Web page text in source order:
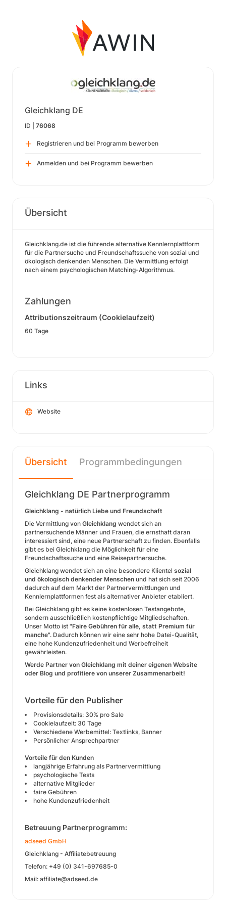
Gleichklang DE
ID | 76068
Registrieren und bei Programm bewerben
Anmelden und bei Programm bewerben
Übersicht
Gleichklang.de ist die führende alternative Kennlernplattform
für die Partnersuche und Freundschaftssuche von sozial und
ökologisch denkenden Menschen. Die Vermittlung erfolgt
nach einem psychologischen Matching-Algorithmus.
Zahlungen
Attributionszeitraum (Cookielaufzeit)
60 Tage
Links
Website
Übersicht Programmbedingungen
Gleichklang DE Partnerprogramm
Gleichklang - natürlich Liebe und Freundschaft
Die Vermittlung von Gleichklang wendet sich an
partnersuchende Männer und Frauen, die ernsthaft daran
interessiert sind, eine neue Partnerschaft zu finden. Ebenfalls
gibt es bei Gleichklang die Möglichkeit für eine
Freundschaftssuche und eine Reisepartnersuche.
Gleichklang wendet sich an eine besondere Klientel sozial
und ökologisch denkender Menschen und hat sich seit 2006
dadurch auf dem Markt der Partnervermittlungen und
Kennlernplattformen fest als alternativer Anbieter etabliert.
Bei Gleichklang gibt es keine kostenlosen Testangebote,
sondern ausschließlich kostenpflichtige Mitgliedschaften.
Unser Motto ist "Faire Gebühren für alle, statt Premium für
manche". Dadurch können wir eine sehr hohe Datei-Qualität,
eine hohe Kundenzufriedenheit und Werbefreiheit
gewährleisten.
Werde Partner von Gleichklang mit deiner eigenen Website
oder Blog und profitiere von unserer Zusammenarbeit!
Vorteile für den Publisher
Provisionsdetails: 30% pro Sale
Cookielaufzeit: 30 Tage
Verschiedene Werbemittel: Textlinks, Banner
Persönlicher Ansprechpartner
Vorteile für den Kunden
langjährige Erfahrung als Partnervermittlung
psychologische Tests
alternative Mitglieder
faire Gebühren
hohe Kundenzufriedenheit
Betreuung Partnerprogramm:
adseed GmbH
Gleichklang - Affiliatebetreuung
Telefon: +49 (0) 341-697685-0
Mail: affiliate@adseed.de